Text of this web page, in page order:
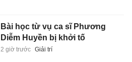
Bài học từ vụ ca sĩ Phương
Diễm Huyền bị khởi tố
2 giờ trước Giải trí